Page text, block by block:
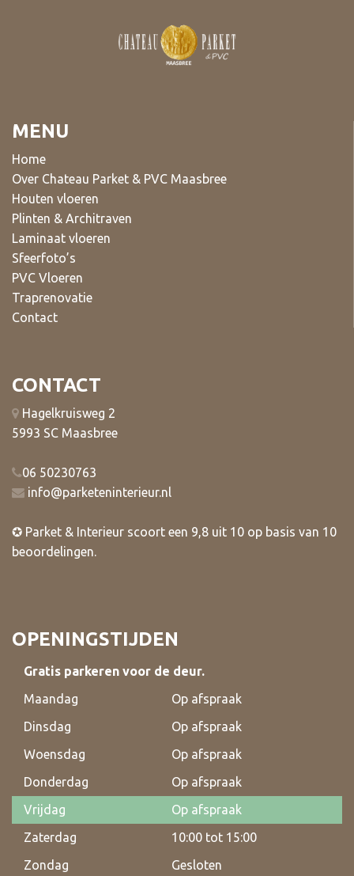
MENU
Home
Over Chateau Parket & PVC Maasbree
Houten vloeren
Plinten & Architraven
Laminaat vloeren
Sfeerfoto’s
PVC Vloeren
Traprenovatie
Contact
CONTACT
Hagelkruisweg 2
5993 SC Maasbree
06 50230763
info@parketeninterieur.nl
✪ Parket & Interieur scoort een 9,8 uit 10 op basis van 10
beoordelingen.
OPENINGSTIJDEN
Gratis parkeren voor de deur.
Maandag
Op afspraak
Dinsdag
Op afspraak
Woensdag
Op afspraak
Donderdag
Op afspraak
Vrijdag
Op afspraak
Zaterdag
10:00 tot 15:00
Zondag
Gesloten